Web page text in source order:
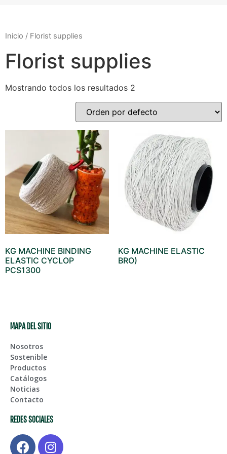
Inicio / Florist supplies
Florist supplies
Mostrando todos los resultados 2
KG MACHINE BINDING
ELASTIC CYCLOP
PCS1300
KG MACHINE ELASTIC
BRO)
MAPA DEL SITIO
Nosotros
Sostenible
Productos
Catálogos
Noticias
Contacto
REDES SOCIALES